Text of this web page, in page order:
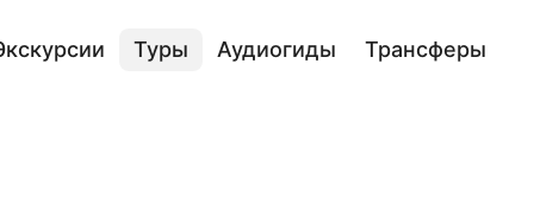
Туры Аудиогиды Трансферы